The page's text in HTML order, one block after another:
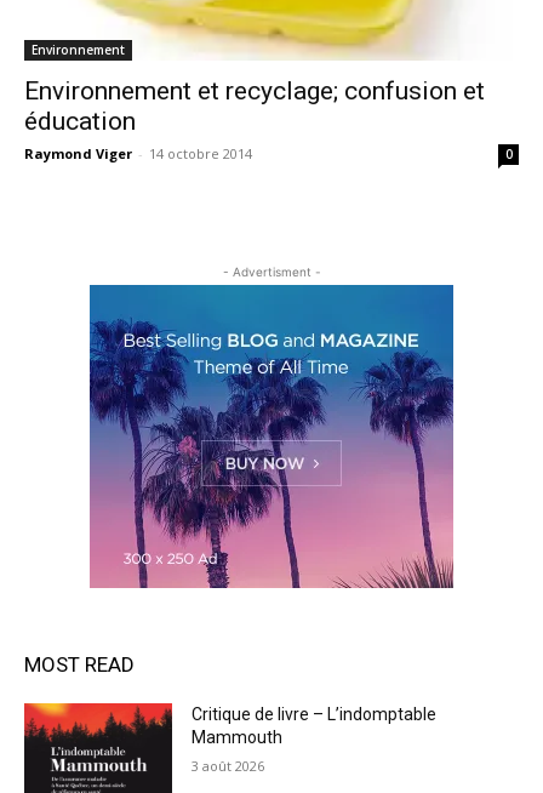
Environnement
Environnement et recyclage; confusion et
éducation
Raymond Viger - 14 octobre 2014 0
- Advertisment -
MOST READ
Critique de livre – L’indomptable
Mammouth
3 août 2026